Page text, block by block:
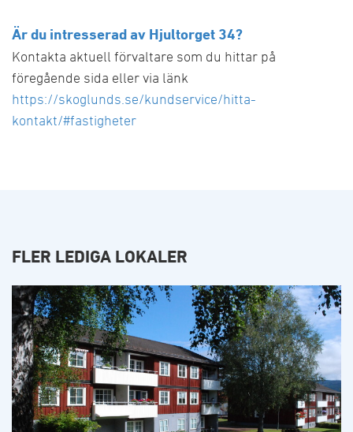
Är du intresserad av Hjultorget 34?
Kontakta aktuell förvaltare som du hittar på
föregående sida eller via länk
https://skoglunds.se/kundservice/hitta-
kontakt/#fastigheter
FLER LEDIGA LOKALER